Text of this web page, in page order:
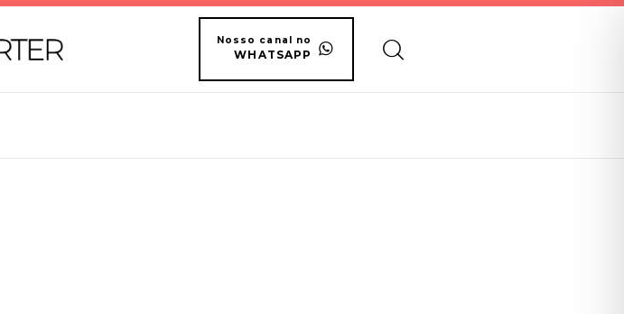
Nosso canal no
WHATSAPP